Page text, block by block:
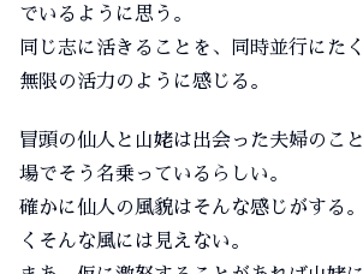
でいるように思う。
同じ志に活きることを、同時並行にた
無限の活力のように感じる。
冒頭の仙人と山姥は出会った夫婦のこ
場でそう名乗っているらしい。
確かに仙人の風貌はそんな感じがする
くそんな風には見えない。